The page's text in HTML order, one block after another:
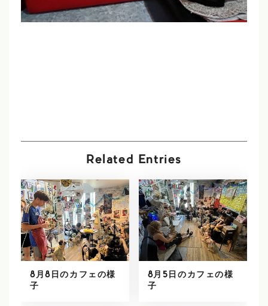
Related Entries
8月8日のカフェの様
子
8月5日のカフェの様
子